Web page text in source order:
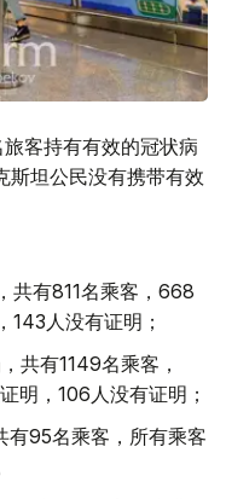
客持有有效的冠状病
斯坦公民没有携带有效
共有811名乘客，668
143人没有证明；
共有1149名乘客，
明，106人没有证明；
有95名乘客，所有乘客